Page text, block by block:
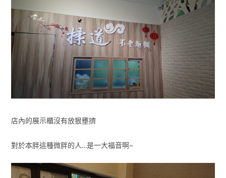
店內的展示櫃沒有放狠壅擠
對於本胖這種微胖的人…是一大福音啊~